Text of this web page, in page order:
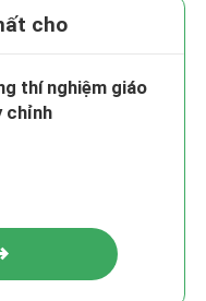
cho
thí nghiệm giáo
chỉnh